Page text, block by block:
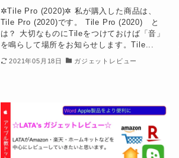
✲Tile Pro (2020)✲ 私が購入した商品は、
Tile Pro (2020)です。 Tile Pro (2020) と
は？ 大切なものにTileをつけておけば「音」
を鳴らして場所をお知らせします。Tile...
2021年05月18日 ガジェットレビュー